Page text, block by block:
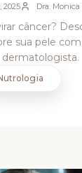
2025 Dra.
câncer?
sua pele
dermatologista.